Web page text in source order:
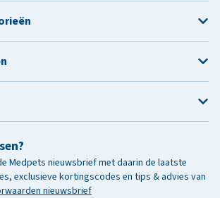
Medpets nieuwsbrief met daarin de laatste
exclusieve kortingscodes en tips & advies van
nieuwsbrief